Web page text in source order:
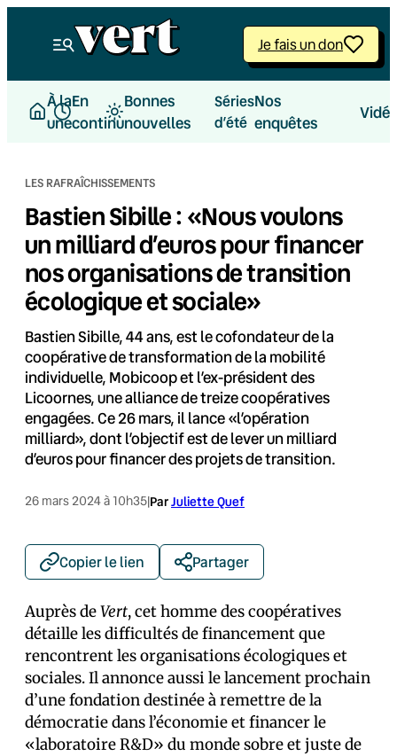
Je fais un don
À la
une
En
continu
Bonnes
nouvelles
Séries
d’été
Nos
enquêtes
LES RAFRAÎCHISSEMENTS
Bastien Sibille : «Nous voulons
un milliard d’euros pour financer
nos organisations de transition
écologique et sociale»
Bastien Sibille, 44 ans, est le cofondateur de la
coopérative de transformation de la mobilité
individuelle, Mobicoop et l’ex-président des
Licoornes, une alliance de treize coopératives
engagées. Ce 26 mars, il lance «l’opération
milliard», dont l’objectif est de lever un milliard
d’euros pour financer des projets de transition.
26 mars 2024 à 10h35|ParJuliette Quef
Copier le lien Partager
Auprès deVert, cet homme des coopératives
détaille les difficultés de financement que
rencontrent les organisations écologiques et
sociales. Il annonce aussi le lancement prochain
d’une fondation destinée à remettre de la
démocratie dans l’économie et financer le
«laboratoire R&D» du monde sobre et juste de